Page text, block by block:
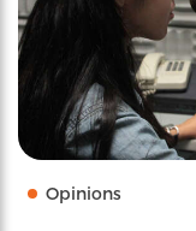
Opinions